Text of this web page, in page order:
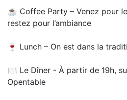
☕ Coffee Party – Venez pour
restez pour l’ambiance
🍷 Lunch – On est dans la
🍽️ Le Dîner - À partir de 19h,
Opentable​